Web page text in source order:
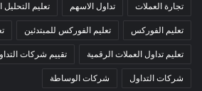
تجارة العملات تداول الاسهم تعليم
تعليم الفوركس تعليم الفوركس للمبتدئين
تعليم تداول العملات الرقمية تقييم شركات
شركات التداول شركات الوساطة